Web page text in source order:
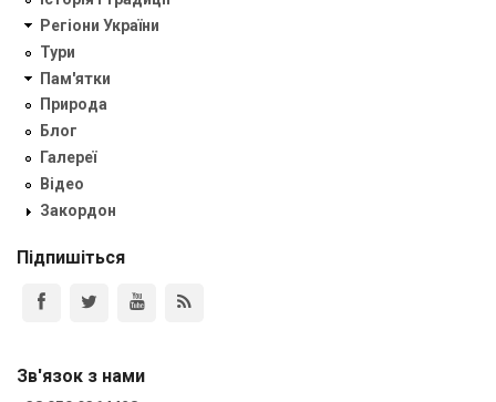
Регіони України
Тури
Пам'ятки
Природа
Блог
Галереї
Відео
Закордон
Підпишіться
Зв'язок з нами